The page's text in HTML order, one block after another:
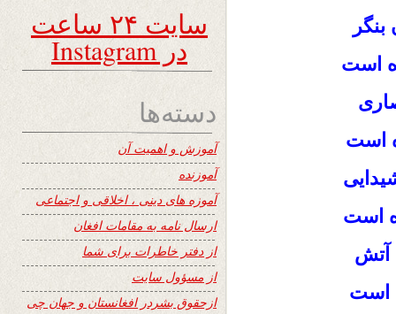
است
است
است
آتش
است
سایت ۲۴ ساعت
در Instagram
دسته‌ها
آموزش و اهمیت آن
آموزنده
آموزه های دینی ، اخلاقی و اجتماعی
ارسال نامه به مقامات افغان
از دفتر خاطرات برای شما
از مسؤول سایت
ازحقوق بشردر افغانستان و جهان چی